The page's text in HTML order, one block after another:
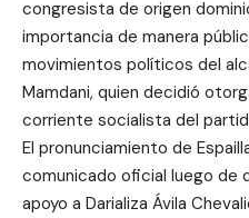
congresista de origen
importancia de manera
movimientos políticos del
Mamdani, quien decidió
corriente socialista del
El pronunciamiento de
comunicado oficial luego de
apoyo a Darializa Ávila